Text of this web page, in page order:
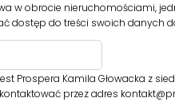
w obrocie nieruchomościami,
dostęp do treści swoich danych
Prospera Kamila Głowacka z
przez adres